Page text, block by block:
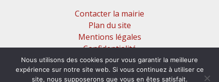
Contacter la mairie
Plan du site
Mentions légales
Confidentialité
Accessibilité (en cours)
Nous utilisons des cookies pour vous garantir la meilleure
expérience sur notre site web. Si vous continuez à utiliser ce
site, nous supposerons que vous en êtes satisfait.